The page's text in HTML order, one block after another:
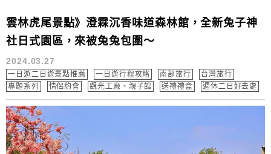
雲林虎尾景點》澄霖沉香味道森林館，全新兔子神
社日式園區，來被兔兔包圍～
2024.03.27
一日遊二日遊景點推薦 一日遊行程攻略 南部旅行
台灣旅行
專題系列
情侶約會 觀光工廠、親子館 送禮禮盒 週休二日好去處